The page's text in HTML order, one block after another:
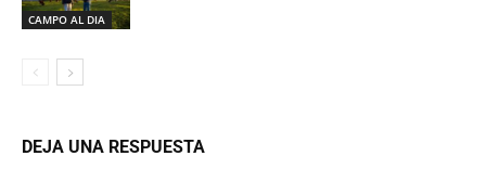
CAMPO AL DIA
DEJA UNA RESPUESTA